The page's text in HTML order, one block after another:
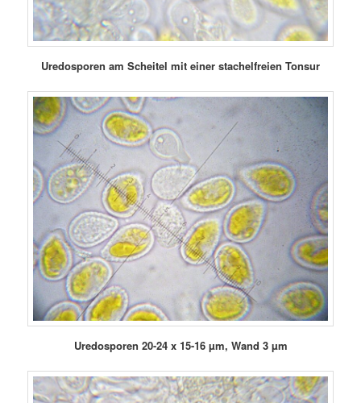
Uredosporen am Scheitel mit einer stachelfreien Tonsur
Uredosporen 20-24 x 15-16 µm, Wand 3 µm